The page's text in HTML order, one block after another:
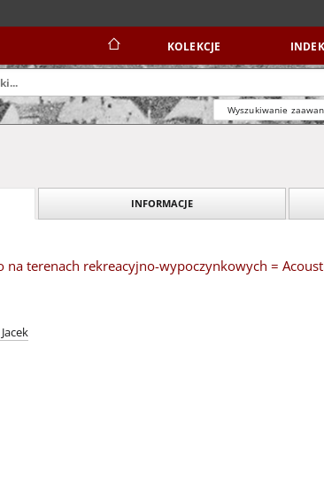
KOLEKCJE
Wyszukiwanie
INFORMACJE
na terenach rekreacyjno-wypoczynkowych =